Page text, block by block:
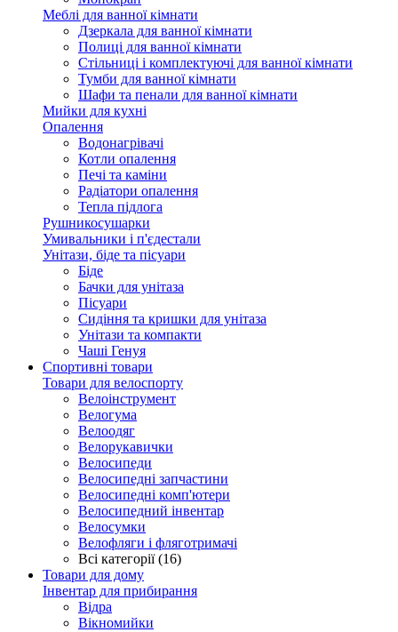
Меблі для ванної кімнати
Дзеркала для ванної кімнати
Полиці для ванної кімнати
Стільниці і комплектуючі для ванної кімнати
Тумби для ванної кімнати
Шафи та пенали для ванної кімнати
Мийки для кухні
Опалення
Водонагрівачі
Котли опалення
Печі та каміни
Радіатори опалення
Тепла підлога
Рушникосушарки
Умивальники і п'єдестали
Унітази, біде та пісуари
Біде
Бачки для унітаза
Пісуари
Сидіння та кришки для унітаза
Унітази та компакти
Чаші Генуя
Спортивні товари
Товари для велоспорту
Велоінструмент
Велогума
Велоодяг
Велорукавички
Велосипеди
Велосипедні запчастини
Велосипедні комп'ютери
Велосипедний інвентар
Велосумки
Велофляги і фляготримачі
Всі категорії (16)
Товари для дому
Інвентар для прибирання
Відра
Вікномийки